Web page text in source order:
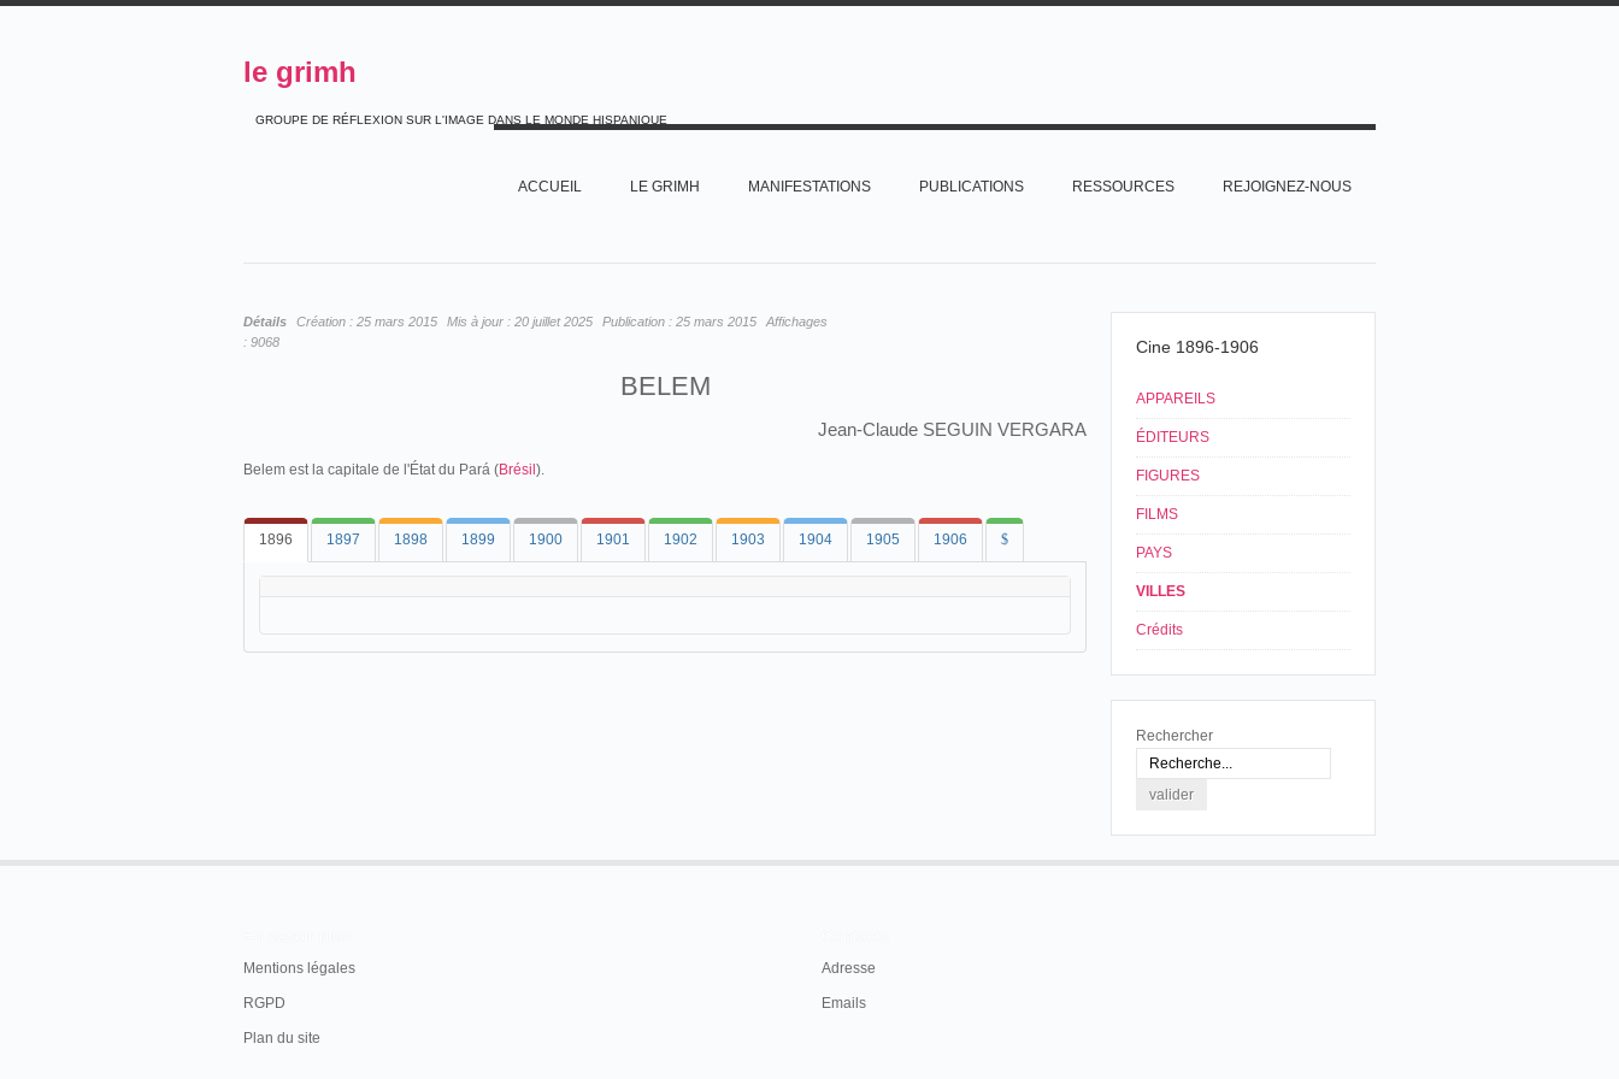
le grimh
GROUPE DE RÉFLEXION SUR L'IMAGE DANS LE MONDE HISPANIQUE
ACCUEIL LE GRIMH MANIFESTATIONS PUBLICATIONS RESSOURCES REJOIGNEZ-NOUS
Détails Création : 25 mars 2015 Mis à jour : 20 juillet 2025 Publication : 25 mars 2015
Affichages
: 9068
BELEM
Jean-Claude SEGUIN VERGARA
Belem est la capitale de l'État du Pará (Brésil ).
1896 1897 1898 1899 1900 1901 1902 1903 1904 1905 1906 $
Cine 1896-1906
APPAREILS
ÉDITEURS
FIGURES
FILMS
PAYS
VILLES
Crédits
Rechercher
Mentions légales
RGPD
Plan du site
Adresse
Emails